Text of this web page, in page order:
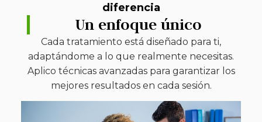
diferencia
Un enfoque único
Cada tratamiento está diseñado para ti,
adaptándome a lo que realmente necesitas.
Aplico técnicas avanzadas para garantizar los
mejores resultados en cada sesión.